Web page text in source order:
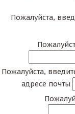
Пожалуйста,
Пожалуйста,
адресе почты